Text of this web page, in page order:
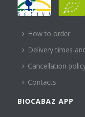
HELP
How to order
Delivery times
Cancellation
Contacts
BIOCABAZ APP